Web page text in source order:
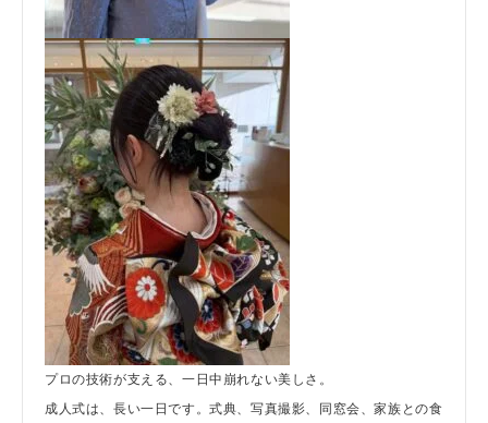
プロの技術が支える、一日中崩れない美しさ。
成人式は、長い一日です。式典、写真撮影、同窓会、家族との食